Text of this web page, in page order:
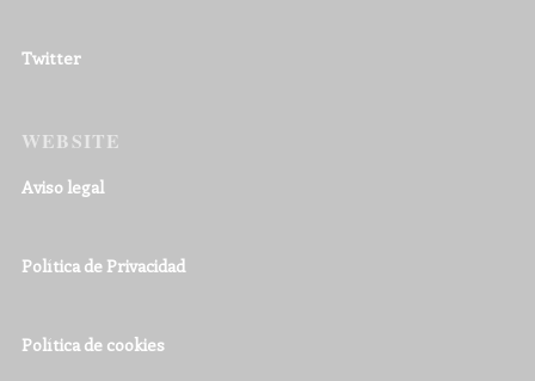
Twitter
WEBSITE
Aviso legal
Política de Privacidad
Política de cookies